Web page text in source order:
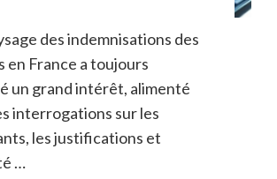
des indemnisations des
en France a toujours
un grand intérêt, alimenté
interrogations sur les
les justifications et
…